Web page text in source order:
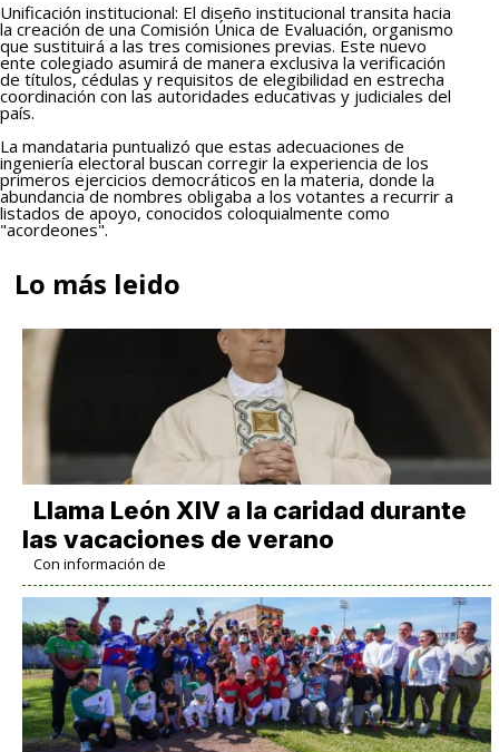
Unificación institucional: El diseño institucional transita hacia
la creación de una Comisión Única de Evaluación, organismo
que sustituirá a las tres comisiones previas. Este nuevo
ente colegiado asumirá de manera exclusiva la verificación
de títulos, cédulas y requisitos de elegibilidad en estrecha
coordinación con las autoridades educativas y judiciales del
país.
La mandataria puntualizó que estas adecuaciones de
ingeniería electoral buscan corregir la experiencia de los
primeros ejercicios democráticos en la materia, donde la
abundancia de nombres obligaba a los votantes a recurrir a
listados de apoyo, conocidos coloquialmente como
"acordeones".
Lo más leido
Llama León XIV a la caridad durante
las vacaciones de verano
Con información de